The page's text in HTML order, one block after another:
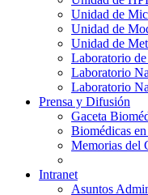
Unidad de
Unidad de
Unidad de
Laboratorio
Laboratorio
Laboratorio
Prensa y Difusión
Gaceta
Biomédicas
Memorias del
Intranet
Asuntos